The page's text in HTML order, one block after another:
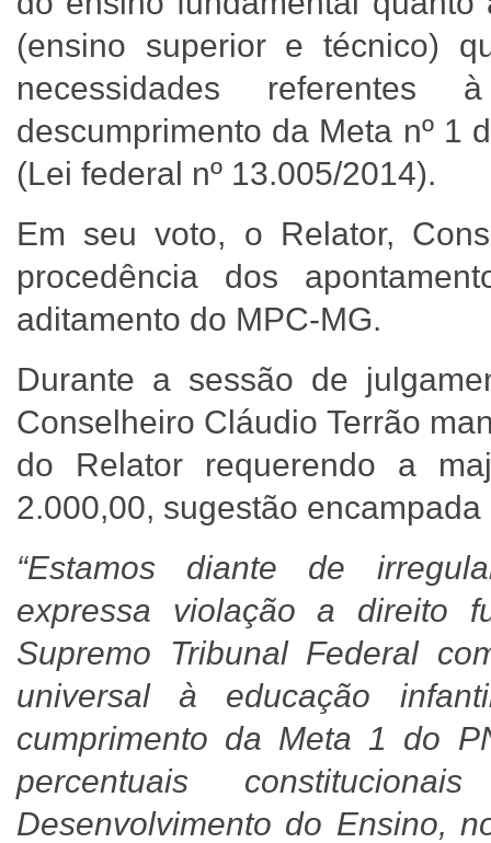
(ensino superior e técnico)
necessidades
descumprimento da Meta nº 1
(Lei federal nº 13.005/2014).
Em seu voto, o Relator,
procedência dos
aditamento do MPC-MG.
Durante a sessão de
Conselheiro Cláudio Terrão
do Relator requerendo a
2.000,00, sugestão
“Estamos diante de
expressa violação a direito
Supremo Tribunal Federal
universal à educação
cumprimento da Meta 1 do
percentuais
Desenvolvimento do Ensino,